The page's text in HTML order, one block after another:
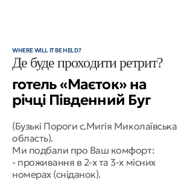
WHERE WILL IT BE HELD?
Де буде проходити ретрит?
готель «Маєток» на
річці Південний Буг
(Бузькі Пороги с.Мигія Миколаївська
область).
Ми подбали про Ваш комфорт:
- проживання в 2-х та 3-х місних
номерах (сніданок).